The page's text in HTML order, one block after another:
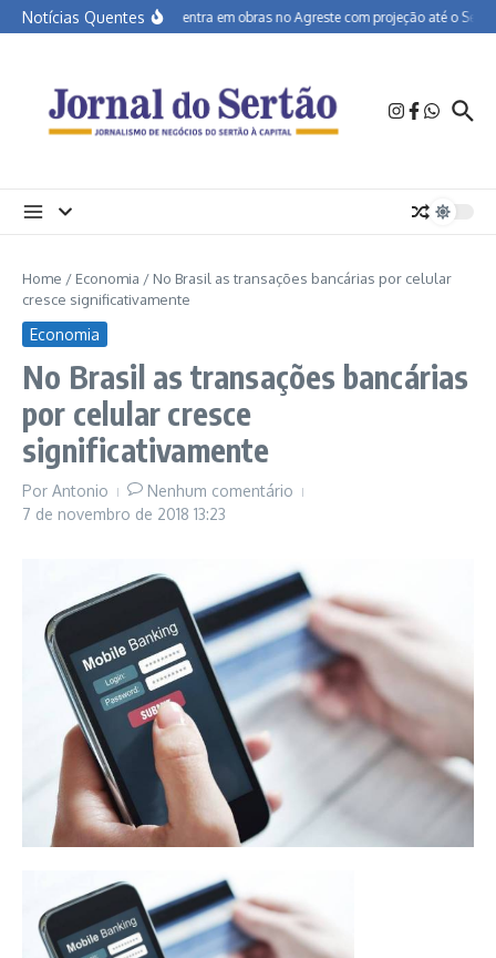
Ir para o conteúdo
Notícias QuentesBR-232 entra em obras no Agreste com projeção até o Sertão
Home / Economia / No Brasil as transações bancárias por celular
cresce significativamente
Economia
No Brasil as transações bancárias
por celular cresce
significativamente
Por Antonio
Nenhum comentário
7 de novembro de 2018 13:23